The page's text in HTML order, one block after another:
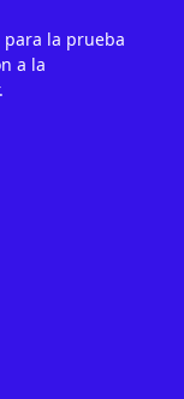
la prueba
a la